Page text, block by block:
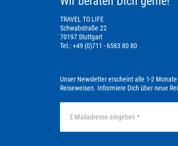
TRAVEL TO LIFE
Schwabstraße 22
70197 Stuttgart
Tel.: +49 (0)711 - 6583 80 80
Unser Newsletter erscheint alle 1-2
Reiseweisen. Informiere Dich über neue